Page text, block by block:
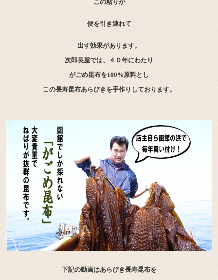
この粘りが
便を引き連れて
出す効果があります。
次郎長屋では、４０年にわたり
がごめ昆布を100%原料とし
この長寿昆布あらびきを手作りしております。
下記の動画はあらびき長寿昆布を